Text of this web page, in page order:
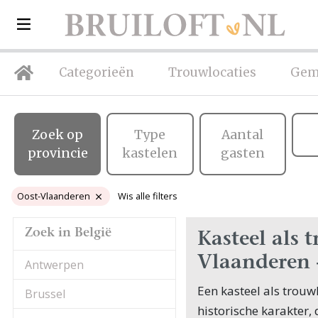
Categorieën Trouwlocaties
Zoek op
provincie
Type
kastelen
Aantal
gasten
Oost-Vlaanderen Wis alle filters
Zoek in België
Antwerpen
Brussel
Kasteel als
Vlaanderen
Een kasteel als
historische karakter,